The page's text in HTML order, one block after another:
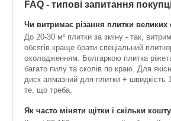
FAQ - типові запитання
Чи витримає різання плитки великих
До 20-30 м² плитки за зміну - так,
обсягів краще брати спеціальний
охолодженням. Болгаркою плитка
багато пилу та сколів по краю. Для
диск алмазний для плитки + швидкість
те, що треба.
Як часто міняти щітки і скільки